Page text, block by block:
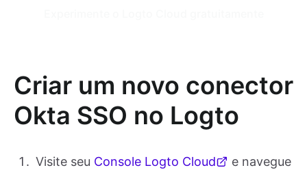
Criar um novo conector
Okta SSO no Logto
Visite seu Console Logto Cloud
e navegue